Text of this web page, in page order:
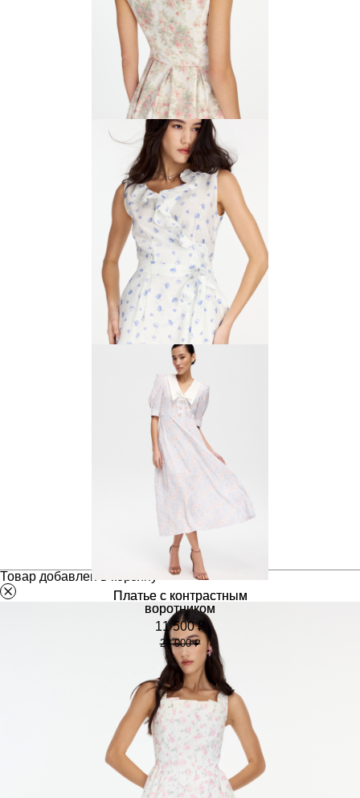
Платье миди с пышной
юбкой
8000 ₽
16 000 ₽
Платье из вискозы на запах
6000 ₽
12 000 ₽
Платье с контрастным
воротником
11 500 ₽
23 000 ₽
Товар добавлен в корзину